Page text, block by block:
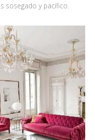
sosegado y pacífico.